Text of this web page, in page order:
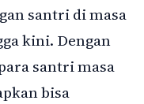
santri di masa
kini. Dengan
santri masa
bisa